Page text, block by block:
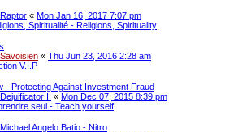
Raptor « Mon Jan 16, 2017 7:07 pm
Spiritualité - Religions, Spirituality
Savoisien « Thu Jun 23, 2016 2:28 am
V.I.P
- Protecting Against Investment Fraud
Dejuificator II « Mon Dec 07, 2015 8:39 pm
seul - Teach yourself
Angelo Batio - Nitro